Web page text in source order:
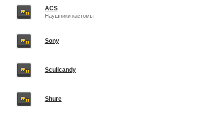
ACS
Наушники кастомы
Sony
Scullcandy
Shure